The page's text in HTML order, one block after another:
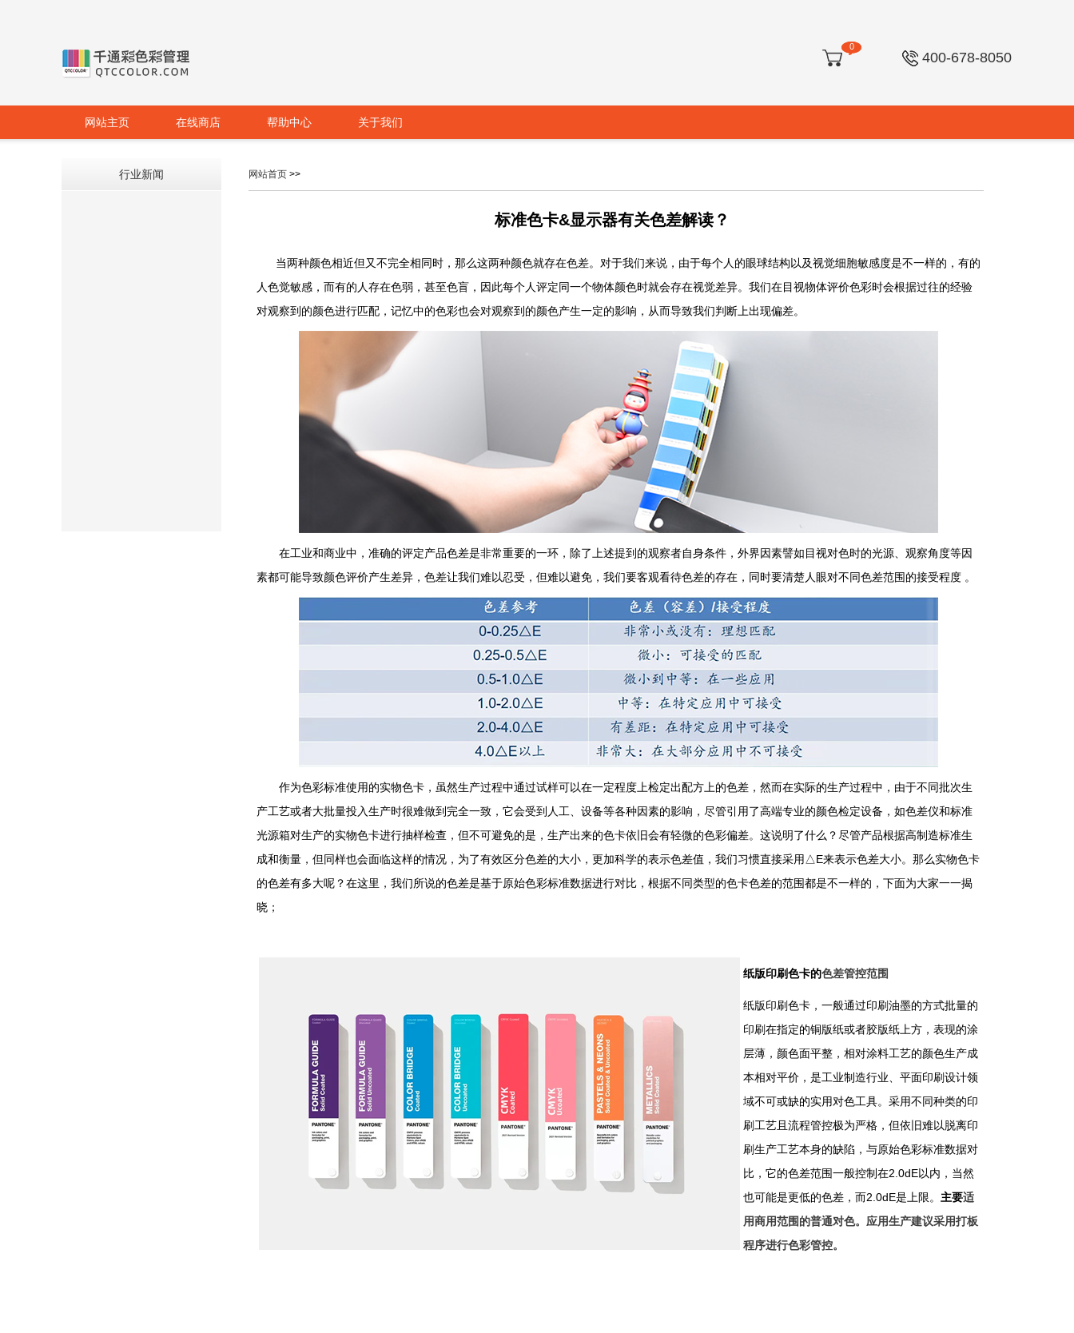
0
400-678-8050
网站主页 在线商店 帮助中心 关于我们
行业新闻 网站首页 >>
标准色卡&显示器有关色差解读？
当两种颜色相近但又不完全相同时，那么这两种颜色就存在色差。对于我们来说，由于每个人的眼球结构以及视觉细胞敏感度是不一样的，有的
人色觉敏感，而有的人存在色弱，甚至色盲，因此每个人评定同一个物体颜色时就会存在视觉差异。我们在目视物体评价色彩时会根据过往的经验
对观察到的颜色进行匹配，记忆中的色彩也会对观察到的颜色产生一定的影响，从而导致我们判断上出现偏差。
在工业和商业中，准确的评定产品色差是非常重要的一环，除了上述提到的观察者自身条件，外界因素譬如目视对色时的光源、观察角度等因
素都可能导致颜色评价产生差异，色差让我们难以忍受，但难以避免，我们要客观看待色差的存在，同时要清楚人眼对不同色差范围的接受程度 。
作为色彩标准使用的实物色卡，虽然生产过程中通过试样可以在一定程度上检定出配方上的色差，然而在实际的生产过程中，由于不同批次生
产工艺或者大批量投入生产时很难做到完全一致，它会受到人工、设备等各种因素的影响，尽管引用了高端专业的颜色检定设备，如色差仪和标准
光源箱对生产的实物色卡进行抽样检查，但不可避免的是，生产出来的色卡依旧会有轻微的色彩偏差。这说明了什么？尽管产品根据高制造标准生
成和衡量，但同样也会面临这样的情况，为了有效区分色差的大小，更加科学的表示色差值，我们习惯直接采用△E来表示色差大小。那么实物色卡
的色差有多大呢？在这里，我们所说的色差是基于原始色彩标准数据进行对比，根据不同类型的色卡色差的范围都是不一样的，下面为大家一一揭
晓；
纸版印刷色卡的色差管控范围
纸版印刷色卡，一般通过印刷油墨的方式批量的
印刷在指定的铜版纸或者胶版纸上方，表现的涂
层薄，颜色面平整，相对涂料工艺的颜色生产成
本相对平价，是工业制造行业、平面印刷设计领
域不可或缺的实用对色工具。采用不同种类的印
刷工艺且流程管控极为严格，但依旧难以脱离印
刷生产工艺本身的缺陷，与原始色彩标准数据对
比，它的色差范围一般控制在2.0dE以内，当然
也可能是更低的色差，而2.0dE是上限。 主要适
用商用范围的普通对色。应用生产建议采用打板
程序进行色彩管控。